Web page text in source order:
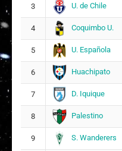
López
Campusano
Gabriela
Milenka
Barrera
16/11/2005
Génesis
Anaís Riveros
Marín
11/07/2007
3 U. de Chile
4 Coquimbo U.
5 U. Española
6 Huachipato
7 D. Iquique
8 Palestino
9 S. Wanderers